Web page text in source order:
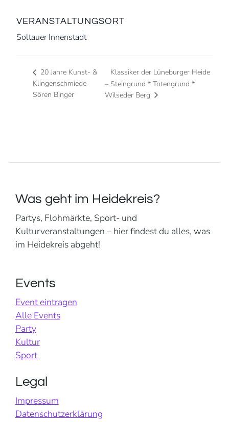
VERANSTALTUNGSORT
Soltauer Innenstadt
20 Jahre Kunst- &
Klingenschmiede
Sören Binger
Klassiker der Lüneburger Heide
– Steingrund * Totengrund *
Wilseder Berg
Was geht im Heidekreis?
Partys, Flohmärkte, Sport- und
Kulturveranstaltungen – hier findest du alles, was
im Heidekreis abgeht!
Events
Event eintragen
Alle Events
Party
Kultur
Sport
Legal
Impressum
Datenschutzerklärung